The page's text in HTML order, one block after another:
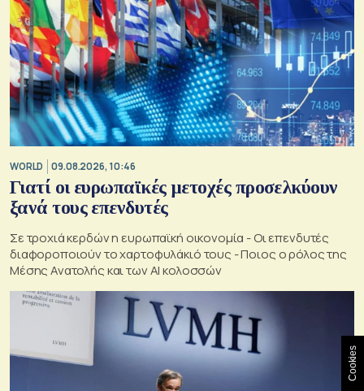
WORLD 09.08.2026, 10:46
Γιατί οι ευρωπαϊκές μετοχές προσελκύουν
ξανά τους επενδυτές
Σε τροχιά κερδών η ευρωπαϊκή οικονομία - Οι επενδυτές
διαφοροποιούν το χαρτοφυλάκιό τους - Ποιος ο ρόλος της
Μέσης Ανατολής και των AI κολοσσών
Cookies